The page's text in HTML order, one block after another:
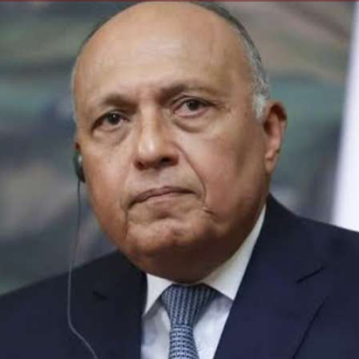
إلهام شرشر تكتب: دي مبقتش كورة..
دي سياسة
السيسي بعيد ميلاده وتُشيد بجهوده
في بناء الدولة